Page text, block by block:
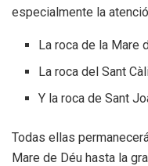
especialmente la
La roca de la Mare
La roca del Sant
Y la roca de Sant
Todas ellas
Mare de Déu hasta la